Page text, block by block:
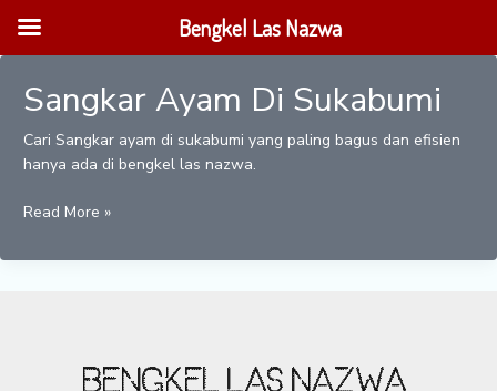
konten
Sangkar Ayam Di Sukabumi
Cari Sangkar ayam di sukabumi yang paling bagus dan efisien
hanya ada di bengkel las nazwa.
Sangkar
Di
Read More »
Bengkel Las Nazwa